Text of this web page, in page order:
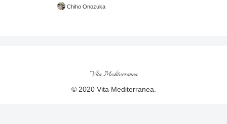
Chiho Onozuka
Vita Mediterranea
© 2020 Vita Mediterranea.